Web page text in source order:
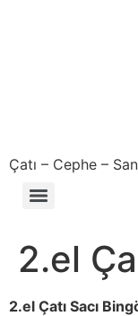
Çatı – Cephe –
2.el
2.el Çatı Sacı